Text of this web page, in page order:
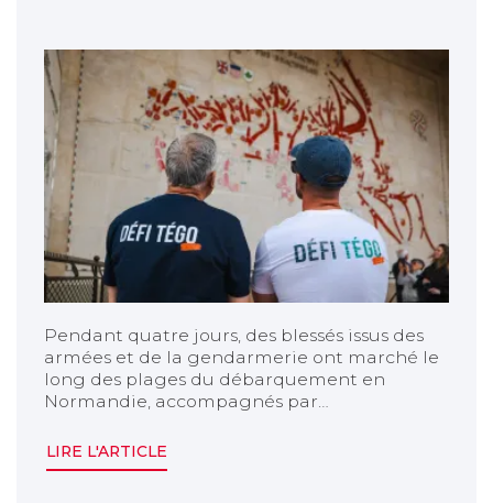
Pendant quatre jours, des blessés issus des
armées et de la gendarmerie ont marché le
long des plages du débarquement en
Normandie, accompagnés par…
LIRE L'ARTICLE